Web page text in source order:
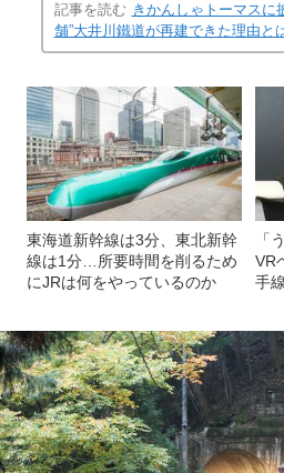
記事を読む きかんしゃトーマス
舗”大井川鐵道が再建できた理由と
東海道新幹線は3分、東北新幹
線は1分…所要時間を削るため
にJRは何をやっているのか
「
VR
手